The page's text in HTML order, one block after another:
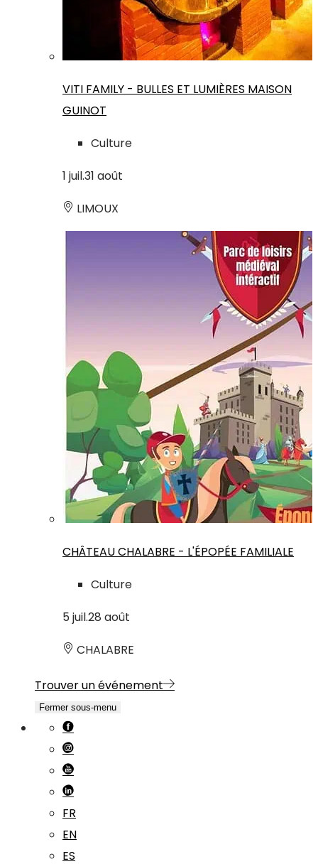
VITI FAMILY - BULLES ET LUMIÈRES MAISON
GUINOT
Culture
1 juil.31 août
LIMOUX
CHÂTEAU CHALABRE - L'ÉPOPÉE FAMILIALE
Culture
5 juil.28 août
CHALABRE
Trouver un événement
Fermer sous-menu
FR
EN
ES